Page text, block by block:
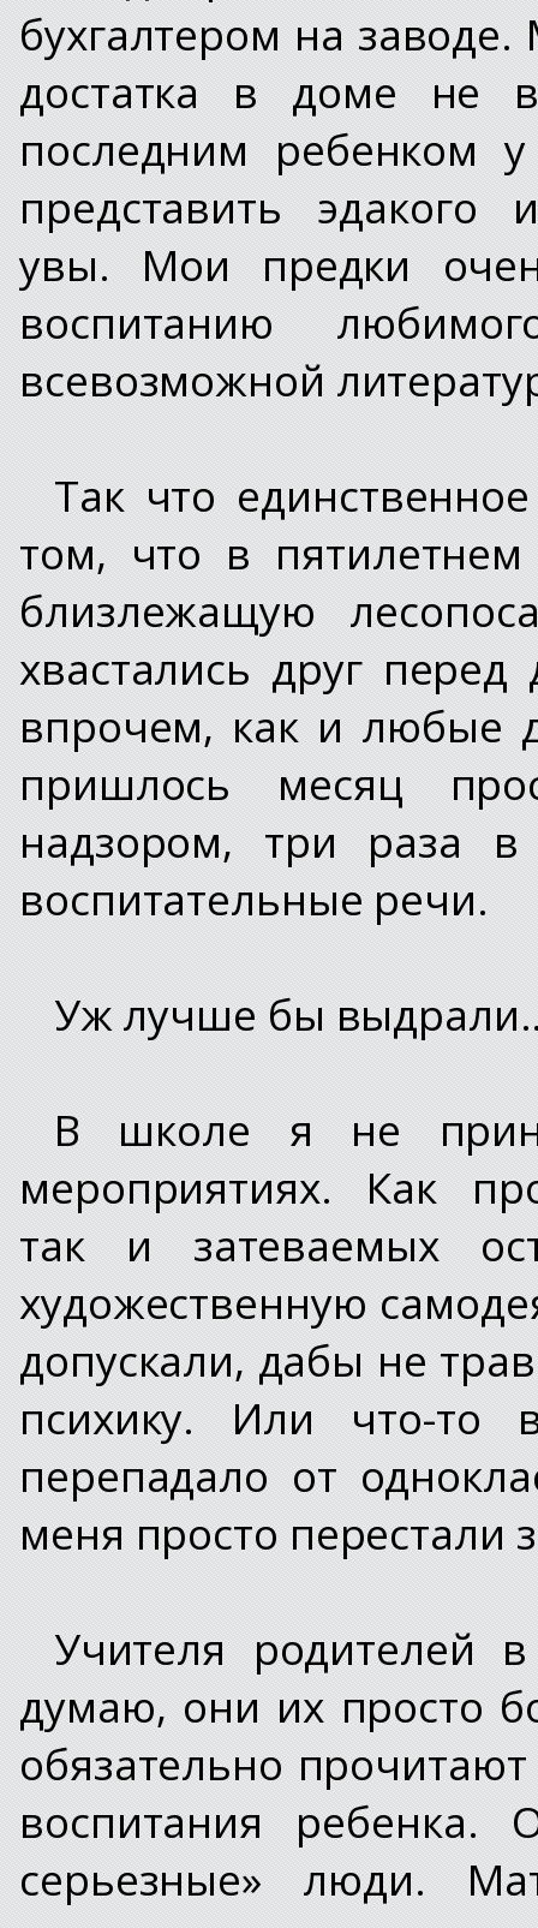
бухгалтером на
достатка в доме не
последним ребенком
представить эдакого
увы. Мои предки
воспитанию
всевозможной
Так что
том, что в
близлежащую
хвастались друг
впрочем, как и любые
пришлось месяц
надзором, три раза
воспитательные речи.
Уж лучше бы
В школе я не
мероприятиях. Как
так и затеваемых
художественную
допускали, дабы не
психику. Или что-
перепадало от
меня просто перестали
Учителя родителей
думаю, они их просто
обязательно
воспитания ребенка.
серьезные» люди.